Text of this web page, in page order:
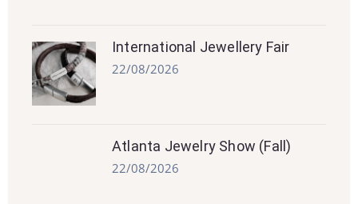
International Jewellery Fair
22/08/2026
Atlanta Jewelry Show (Fall)
22/08/2026